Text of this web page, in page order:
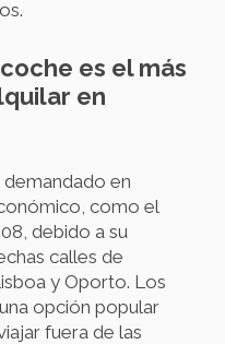
es el más
en
en
como el
debido a su
calles de
y Oporto. Los
opción popular
fuera de las